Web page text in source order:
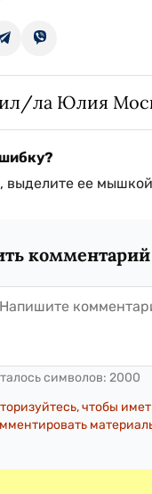
ла Юлия
выделите ее
комментарий
символов: 2000
чтобы